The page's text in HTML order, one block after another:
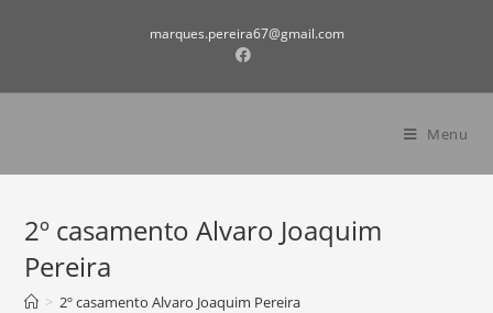
marques.pereira67@gmail.com
Menu
2º casamento Alvaro Joaquim
Pereira
> 2º casamento Alvaro Joaquim Pereira